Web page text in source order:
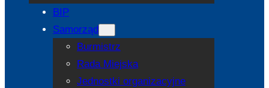
BIP
Samorząd
Burmistrz
Rada Miejska
Jednostki organizacyjne